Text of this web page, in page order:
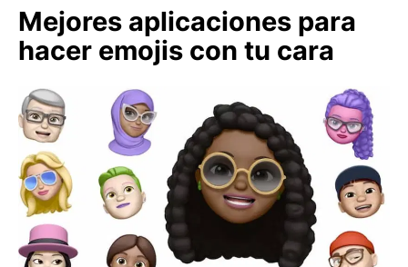
Mejores aplicaciones para
hacer emojis con tu cara